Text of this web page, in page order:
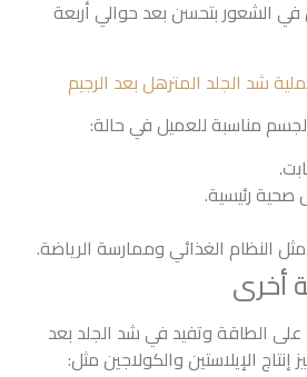
الشعور بتحسن بعد حوالي أربعة
شد الجلد المترهل بعد الرجيم
مناسبة للعميل في حالة:
رئيسية.
النظام الغذائي وممارسة الرياضة.
أخرى
على الطاقة وتفيد في شد الجلد بعد
الإيلاستين والكولاجين مثل: